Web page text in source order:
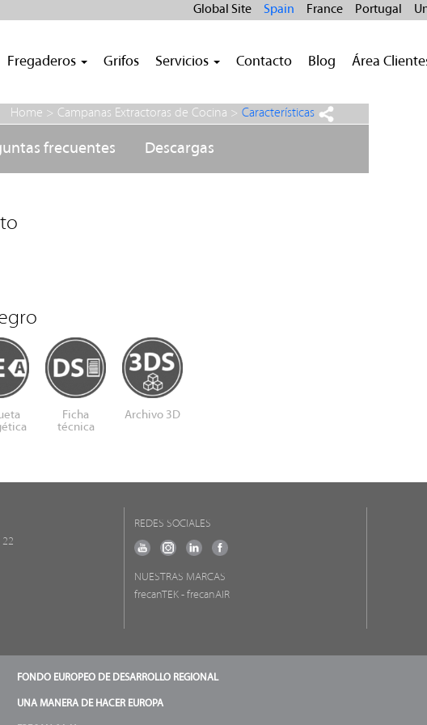
Global Site Spain France Portugal
Fregaderos Grifos Servicios Contacto Blog Área
Home > Campanas Extractoras de Cocina > Características
frecuentes Descargas
Ficha
técnica
Archivo 3D
REDES SOCIALES
NUESTRAS MARCAS
frecanTEK - frecanAIR
FONDO EUROPEO DE DESARROLLO REGIONAL
UNA MANERA DE HACER EUROPA